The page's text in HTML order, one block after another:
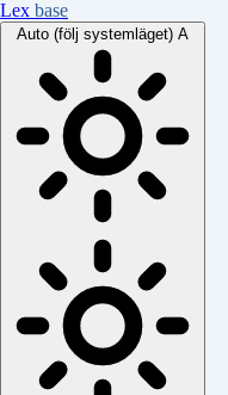
Lex base
Auto (följ systemläget) A